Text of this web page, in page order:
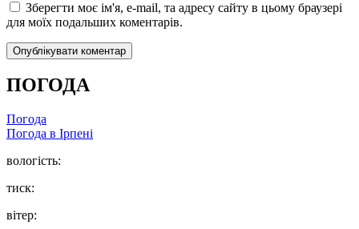
Зберегти моє ім'я, e-mail, та адресу сайту в цьому браузері
для моїх подальших коментарів.
ПОГОДА
Погода
Погода в Ірпені
вологість:
тиск:
вітер: